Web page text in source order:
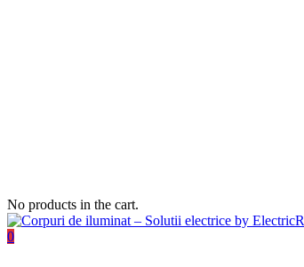
No products in the cart.
0